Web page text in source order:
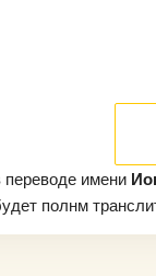
имени
полнм